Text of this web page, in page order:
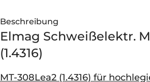
Beschreibung
Elmag Schweißelektr.
(1.4316)
MT-308Lea2 (1.4316) für